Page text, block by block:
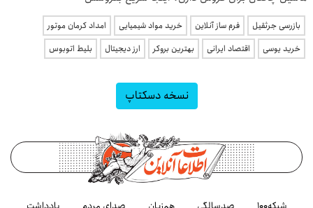
بازرسی جرثقیل فرم ساز آنلاین خرید مواد شیمیایی
امداد کرمان موتور
خرید یوسی
اقتصاد ایرانی بهترین بروکر ارز دیجیتال بلیط اتوبوس
نسخه دسکتاپ